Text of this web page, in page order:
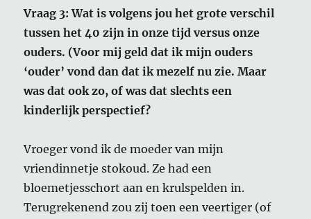
Vraag 3: Wat is volgens jou het grote verschil
tussen het 40 zijn in onze tijd versus onze
ouders. (Voor mij geld dat ik mijn ouders
‘ouder’ vond dan dat ik mezelf nu zie. Maar
was dat ook zo, of was dat slechts een
kinderlijk perspectief?
Vroeger vond ik de moeder van mijn
vriendinnetje stokoud. Ze had een
bloemetjesschort aan en krulspelden in.
Terugrekenend zou zij toen een veertiger (of